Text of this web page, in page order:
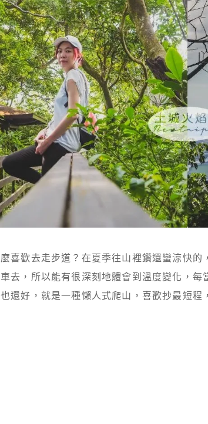
喜歡去走步道？在夏季往山裡鑽還蠻涼快
去，所以能有很深刻地體會到溫度變化，
還好，就是一種懶人式爬山，喜歡抄最短